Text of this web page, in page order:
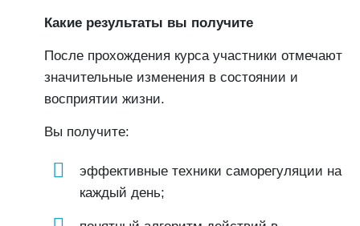
Какие результаты вы получите
После прохождения курса участники отмечают
значительные изменения в состоянии и
восприятии жизни.
Вы получите:
эффективные техники саморегуляции на
каждый день;